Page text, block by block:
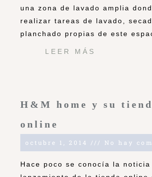
una zona de lavado amplia
realizar tareas de lavado,
planchado propias de este
LEER MÁS
H&M home y su
online
octubre 1, 2014 No hay
Hace poco se conocía la noticia